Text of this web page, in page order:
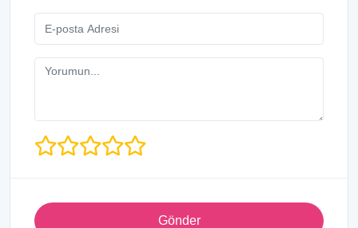
Gönder